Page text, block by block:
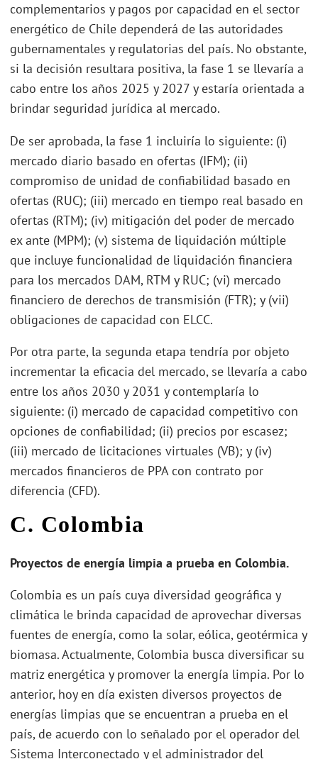
complementarios y pagos por capacidad en el sector
energético de Chile dependerá de las autoridades
gubernamentales y regulatorias del país. No obstante,
si la decisión resultara positiva, la fase 1 se llevaría a
cabo entre los años 2025 y 2027 y estaría orientada a
brindar seguridad jurídica al mercado.
De ser aprobada, la fase 1 incluiría lo siguiente: (i)
mercado diario basado en ofertas (IFM); (ii)
compromiso de unidad de confiabilidad basado en
ofertas (RUC); (iii) mercado en tiempo real basado en
ofertas (RTM); (iv) mitigación del poder de mercado
ex ante (MPM); (v) sistema de liquidación múltiple
que incluye funcionalidad de liquidación financiera
para los mercados DAM, RTM y RUC; (vi) mercado
financiero de derechos de transmisión (FTR); y (vii)
obligaciones de capacidad con ELCC.
Por otra parte, la segunda etapa tendría por objeto
incrementar la eficacia del mercado, se llevaría a cabo
entre los años 2030 y 2031 y contemplaría lo
siguiente: (i) mercado de capacidad competitivo con
opciones de confiabilidad; (ii) precios por escasez;
(iii) mercado de licitaciones virtuales (VB); y (iv)
mercados financieros de PPA con contrato por
diferencia (CFD).
C. Colombia
Proyectos de energía limpia a prueba en Colombia.
Colombia es un país cuya diversidad geográfica y
climática le brinda capacidad de aprovechar diversas
fuentes de energía, como la solar, eólica, geotérmica y
biomasa. Actualmente, Colombia busca diversificar su
matriz energética y promover la energía limpia. Por lo
anterior, hoy en día existen diversos proyectos de
energías limpias que se encuentran a prueba en el
país, de acuerdo con lo señalado por el operador del
Sistema Interconectado y el administrador del